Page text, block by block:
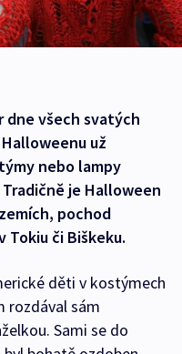
dne všech svatých
už
nebo lampy
je Halloween
pochod
Tokiu či Biškeku.
děti v kostýmech
rozdával sám
Sami se do